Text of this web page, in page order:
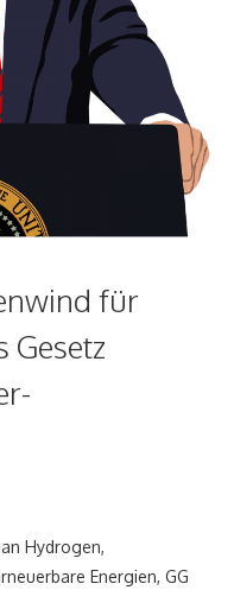
für
Gesetz
Hydrogen,
Energien, GG